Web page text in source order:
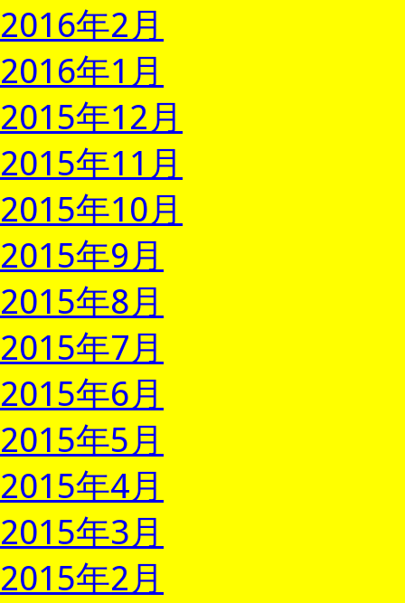
2016年2月
2016年1月
2015年12月
2015年11月
2015年10月
2015年9月
2015年8月
2015年7月
2015年6月
2015年5月
2015年4月
2015年3月
2015年2月